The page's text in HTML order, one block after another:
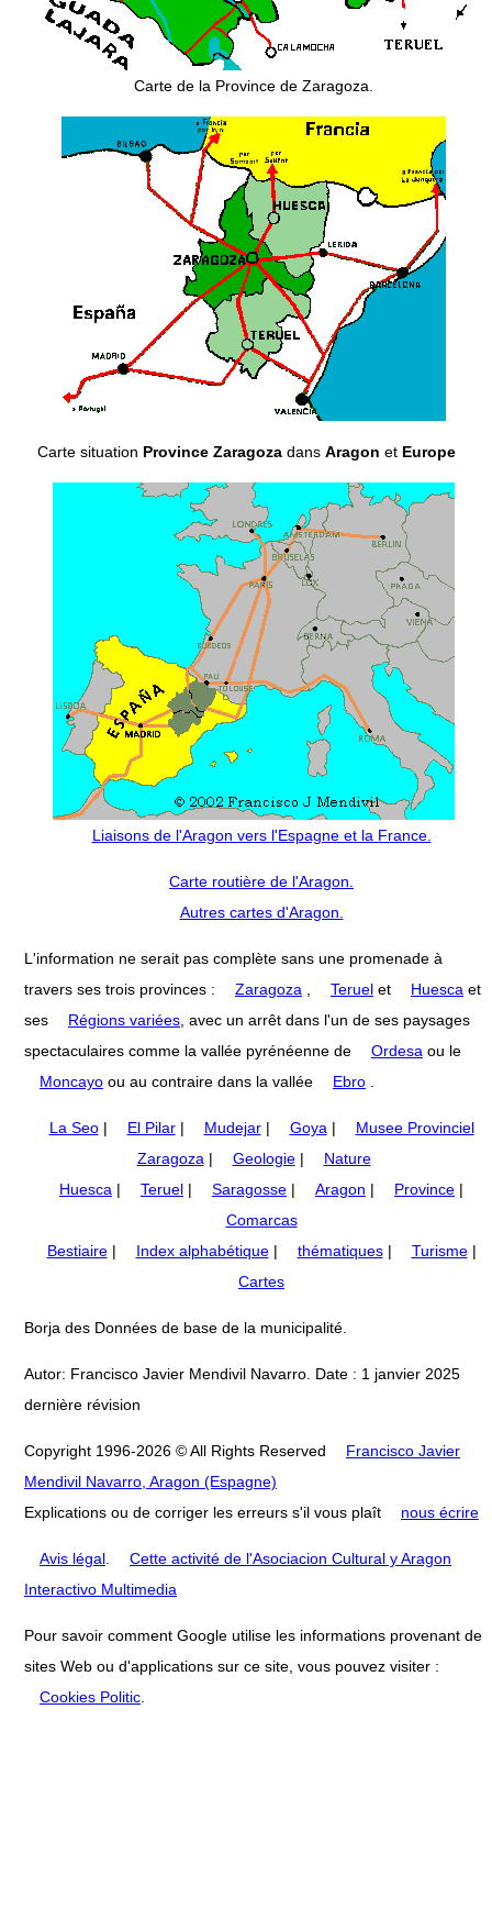
Carte de la Province de Zaragoza.
Carte situation Province Zaragozadans Aragon et Europe
Liaisons de l'Aragon vers l'Espagne et la France.
Carte routière de l'Aragon.
Autres cartes d'Aragon.
L'information ne serait pas complète sans une promenade à
travers ses trois provinces :
Zaragoza Teruel et Huesca et
ses
Régions variées , avec un arrêt dans l'un de ses paysages
spectaculaires comme la vallée pyrénéenne de
Ordesa ou le
Moncayo ou au contraire dans la vallée Ebro
La Seo| El Pilar| Mudejar| Goya |
Musee Provinciel
Zaragoza | Geologie|
Nature
Huesca | Teruel | Saragosse | Aragon | Province |
Comarcas
Bestiaire| Index alphabétique| thématiques| Turisme|
Cartes
Borja des Données de base de la municipalité.
Autor: Francisco Javier Mendivil Navarro. Date : 1 janvier 2025
dernière révision
Copyright 1996-2026 © All Rights Reserved
Francisco Javier
Mendivil Navarro, Aragon (Espagne)
Explications ou de corriger les erreurs s'il vous plaît
nous écrire
Avis légal
Cette activité de l'Asociacion Cultural y Aragon
Interactivo Multimedia
Pour savoir comment Google utilise les informations provenant de
sites Web ou d'applications sur ce site, vous pouvez visiter :
Cookies Politic